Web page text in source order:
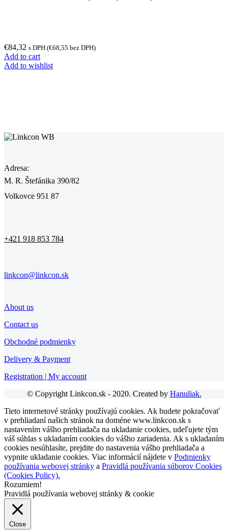
€84,32 s DPH (€68,55 bez DPH)
Add to cart
Add to wishlist
Adresa:
M. R. Štefánika 390/82
Volkovce 951 87
+421 918 853 784
linkcon@linkcon.sk
About us
Contact us
Obchodné podmienky
Delivery & Payment
Registration | My account
© Copyright Linkcon.sk - 2020. Created by Hanuliak.
Tieto internetové stránky používajú cookies. Ak budete pokračovať
v prehliadaní našich stránok na doméne www.linkcon.sk s
nastavením vášho prehliadača na ukladanie cookies, udeľujete tým
váš súhlas s ukladaním cookies do vášho zariadenia. Ak s ukladaním
cookies nesúhlasíte, prejdite do nastavenia vášho prehliadača a
vypnite ukladanie cookies. Viac informácií nájdete v Podmienky
používania webovej stránky a Pravidlá používania súborov Cookies
(Cookies Policy).
Rozumiem!
Pravidlá používania webovej stránky & cookie
Close